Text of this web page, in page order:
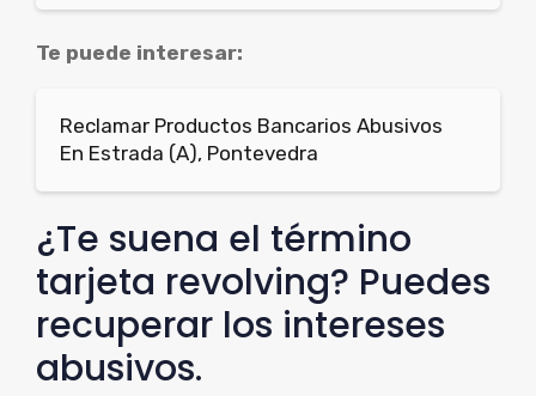
Te puede interesar:
Reclamar Productos Bancarios Abusivos
En Estrada (A), Pontevedra
¿Te suena el término
tarjeta revolving? Puedes
recuperar los intereses
abusivos.